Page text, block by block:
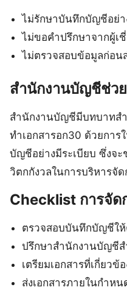
ไม่รักษาบันทึกบัญชีอย่า
ไม่ขอคำปรึกษาจากผู้
ไม่ตรวจสอบข้อมูลก่อน
สำนักงานบัญชีช่ว
สำนักงานบัญชีมีบทบาทส
ทำเอกสารอก30 ด้วยกา
บัญชีอย่างมีระเบียบ ซึ่งจ
วิตกกังวลในการบริหารจัด
Checklist การจัด
ตรวจสอบบันทึกบัญชีใ
ปรึกษาสำนักงานบัญชี
เตรียมเอกสารที่เกี่ยวข้
ส่งเอกสารภายในกำหน